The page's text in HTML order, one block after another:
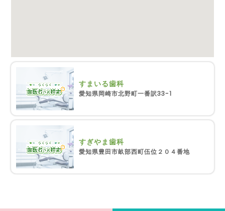
すまいる歯科
愛知県岡崎市北野町一番訳33-1
すぎやま歯科
愛知県豊田市畝部西町伍位２０４番地